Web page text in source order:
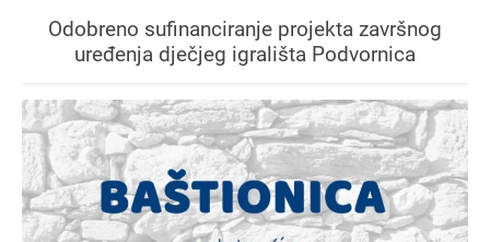
Odobreno sufinanciranje projekta završnog
uređenja dječjeg igrališta Podvornica